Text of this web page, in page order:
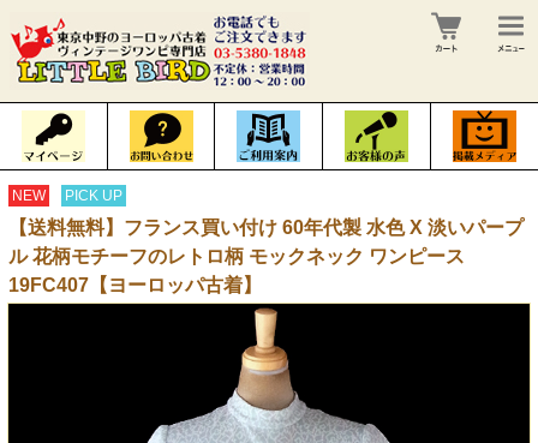
NEW PICK UP
【送料無料】フランス買い付け 60年代製 水色 X 淡いパープ
ル 花柄モチーフのレトロ柄 モックネック ワンピース
19FC407【ヨーロッパ古着】